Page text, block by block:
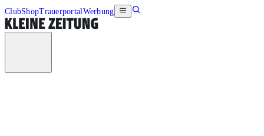
ClubShopTrauerportalWerbung